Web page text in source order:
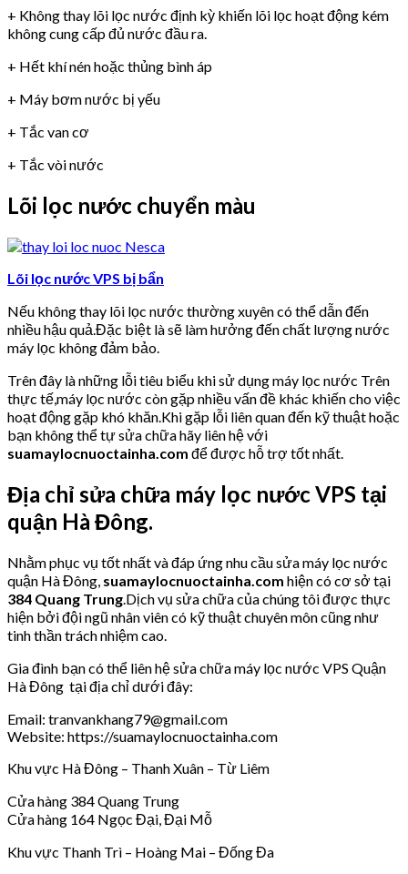
+ Không thay lõi lọc nước định kỳ khiến lõi lọc hoạt động kém
không cung cấp đủ nước đầu ra.
+ Hết khí nén hoặc thủng bình áp
+ Máy bơm nước bị yếu
+ Tắc van cơ
+ Tắc vòi nước
Lõi lọc nước chuyển màu
Lõi lọc nước VPS bị bẩn
Nếu không thay lõi lọc nước thường xuyên có thể dẫn đến
nhiều hậu quả.Đặc biệt là sẽ làm hưởng đến chất lượng nước
máy lọc không đảm bảo.
Trên đây là những lỗi tiêu biểu khi sử dụng máy lọc nước Trên
thực tế,máy lọc nước còn gặp nhiều vấn đề khác khiến cho việc
hoạt động gặp khó khăn.Khi gặp lỗi liên quan đến kỹ thuật hoặc
bạn không thể tự sửa chữa hãy liên hệ với
suamaylocnuoctainha.com để được hỗ trợ tốt nhất.
Địa chỉ sửa chữa máy lọc nước VPS tại
quận Hà Đông.
Nhằm phục vụ tốt nhất và đáp ứng nhu cầu sửa máy lọc nước
quận Hà Đông, suamaylocnuoctainha.com hiện có cơ sở tại
384 Quang Trung.Dịch vụ sửa chữa của chúng tôi được thực
hiện bởi đội ngũ nhân viên có kỹ thuật chuyên môn cũng như
tinh thần trách nhiệm cao.
Gia đình bạn có thể liên hệ sửa chữa máy lọc nước VPS Quận
Hà Đông tại địa chỉ dưới đây:
Email: tranvankhang79@gmail.com
Website: https://suamaylocnuoctainha.com
Khu vực Hà Đông – Thanh Xuân – Từ Liêm
Cửa hàng 384 Quang Trung
Cửa hàng 164 Ngọc Đại, Đại Mỗ
Khu vực Thanh Trì – Hoàng Mai – Đống Đa